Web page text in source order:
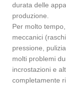
durata delle
produzione.
Per molto
meccanici
pressione,
molti problemi
incrostazioni e
completamente